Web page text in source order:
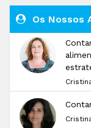
Os Nossos